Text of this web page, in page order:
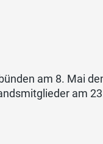
am 8. Mai
am